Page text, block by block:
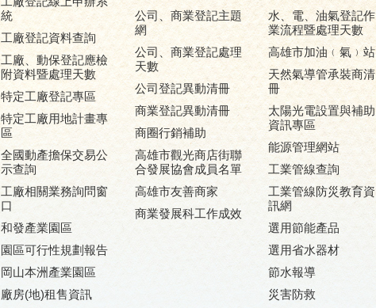
統
工廠登記資料查詢
工廠、動保登記應檢
附資料暨處理天數
特定工廠登記專區
特定工廠用地計畫專
區
全國動產擔保交易公
示查詢
工廠相關業務詢問窗
口
和發產業園區
園區可行性規劃報告
岡山本洲產業園區
廠房(地)租售資訊
公司、商業登記主題
網
公司、商業登記處理
天數
公司登記異動清冊
商業登記異動清冊
商圈行銷補助
高雄市觀光商店街聯
合發展協會成員名單
高雄市友善商家
商業發展科工作成效
水、電、油氣登記作
業流程暨處理天數
高雄市加油﹙氣﹚站
天然氣導管承裝商清
冊
太陽光電設置與補助
資訊專區
能源管理網站
工業管線查詢
工業管線防災教育資
訊網
選用節能產品
選用省水器材
節水報導
災害防救